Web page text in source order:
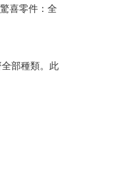
喜零件：全
部種類。此